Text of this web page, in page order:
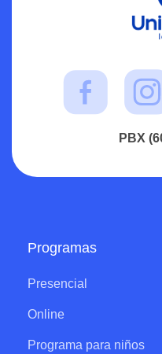
PBX
Programas
Presencial
Online
Programa para niños